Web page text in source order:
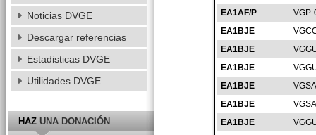
EA1AF/P
EA1BJE
EA1BJE
EA1BJE
EA1BJE
EA1BJE
EA1BJE
Noticias DVGE
Descargar referencias
Estadisticas DVGE
Utilidades DVGE
HAZUNA DONACIÓN